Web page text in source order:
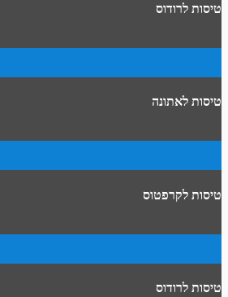
טיסות לרודוס
טיסות לאתונה
טיסות לקרפטוס
טיסות לרודוס